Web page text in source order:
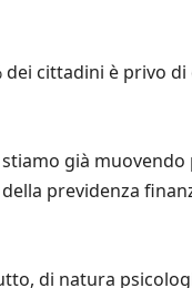
dei cittadini è privo
già
previdenza
di natura